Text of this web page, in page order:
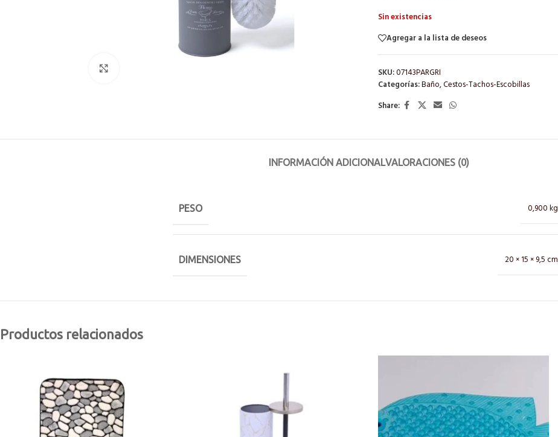
Sin existencias
Agregar a la lista de deseos
SKU:07143PARGRI
Categorías:Baño,Cestos-Tachos-Escobillas
Share:
INFORMACIÓN ADICIONALVALORACIONES (0)
PESO 0,900 kg
DIMENSIONES 20 × 15 × 9,5 cm
Productos relacionados